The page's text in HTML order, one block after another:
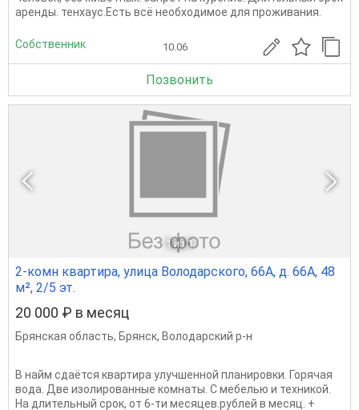
аренды. тенхаус.Есть всё необходимое для проживания.
Собственник 10.06
Позвонить
1 из 1
2-комн квартира, улица Володарского, 66А, д. 66А, 48
м², 2/5 эт.
20 000 ₽ в месяц
Брянская область, Брянск, Володарский р-н
В найм сдаётся квартира улучшенной планировки. Горячая
вода. Две изолированные комнаты. С мебелью и техникой.
На длительный срок, от 6-ти месяцев.рублей в месяц. +